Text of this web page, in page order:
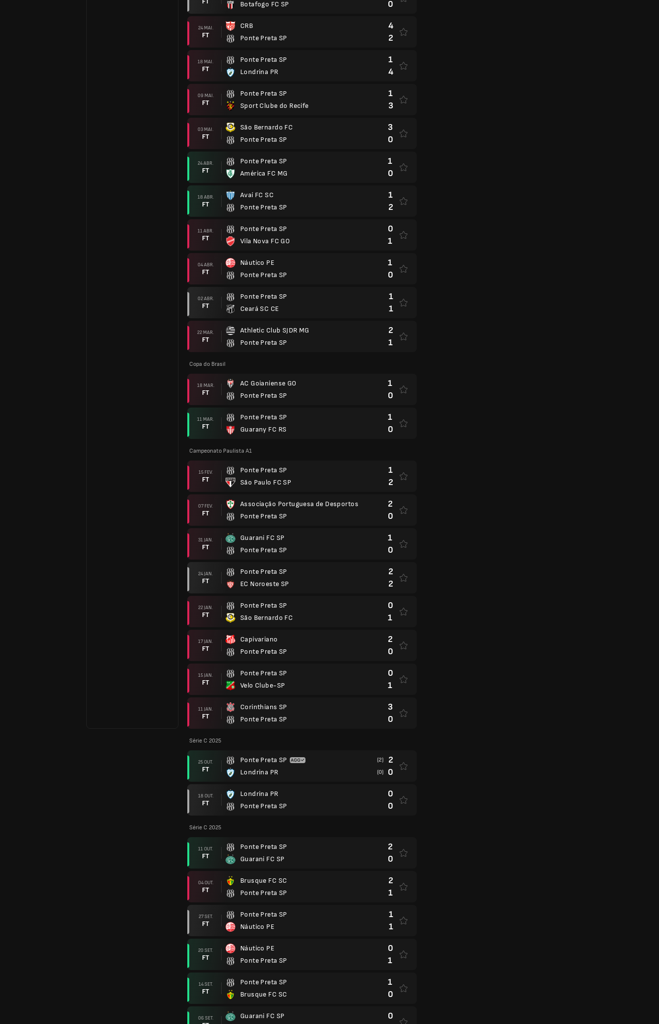
Botafogo FC SP
0
24 MAI.
FT
CRB
Ponte Preta SP
4
2
18 MAI.
FT
Ponte Preta SP
Londrina PR
1
4
09 MAI.
FT
Ponte Preta SP
Sport Clube do Recife
1
3
03 MAI.
FT
São Bernardo FC
Ponte Preta SP
3
0
24 ABR.
FT
Ponte Preta SP
América FC MG
1
0
18 ABR.
FT
Avaí FC SC
Ponte Preta SP
1
2
11 ABR.
FT
Ponte Preta SP
Vila Nova FC GO
0
1
04 ABR.
FT
Náutico PE
Ponte Preta SP
1
0
02 ABR.
FT
Ponte Preta SP
Ceará SC CE
1
1
22 MAR.
FT
Athletic Club SJDR MG
Ponte Preta SP
2
1
Copa do Brasil
18 MAR.
FT
AC Goianiense GO
Ponte Preta SP
1
0
11 MAR.
FT
Ponte Preta SP
Guarany FC RS
1
0
Campeonato Paulista A1
15 FEV.
FT
Ponte Preta SP
São Paulo FC SP
1
2
07 FEV.
FT
Associação Portuguesa de Desportos
Ponte Preta SP
2
0
31 JAN.
FT
Guarani FC SP
Ponte Preta SP
1
0
24 JAN.
FT
Ponte Preta SP
EC Noroeste SP
2
2
22 JAN.
FT
Ponte Preta SP
São Bernardo FC
0
1
17 JAN.
FT
Capivariano
Ponte Preta SP
2
0
15 JAN.
FT
Ponte Preta SP
Velo Clube-SP
0
1
11 JAN.
FT
Corinthians SP
Ponte Preta SP
3
0
Série C 2025
25 OUT.
FT
Ponte Preta SP
Londrina PR
(2) 2
(0) 0
18 OUT.
FT
Londrina PR
Ponte Preta SP
0
0
Série C 2025
11 OUT.
FT
Ponte Preta SP
Guarani FC SP
2
0
04 OUT.
FT
Brusque FC SC
Ponte Preta SP
2
1
27 SET.
FT
Ponte Preta SP
Náutico PE
1
1
20 SET.
FT
Náutico PE
Ponte Preta SP
0
1
14 SET.
FT
Ponte Preta SP
Brusque FC SC
1
0
06 SET. Guarani FC SP
0